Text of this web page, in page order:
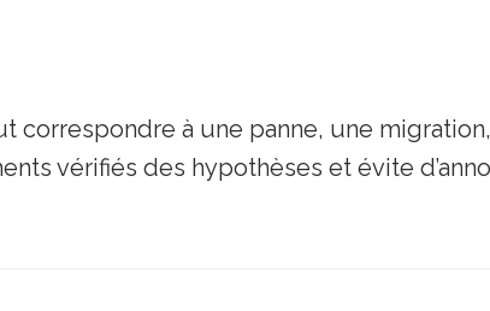
correspondre à une panne, une
vérifiés des hypothèses et évite